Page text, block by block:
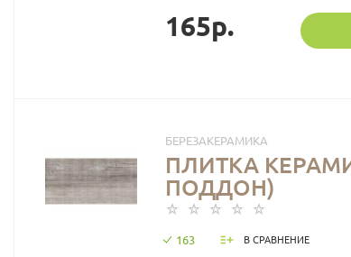
165р.
БЕРЕЗАКЕРАМИКА
ПЛИТКА
ПОДДОН)
163 В СРАВНЕНИЕ